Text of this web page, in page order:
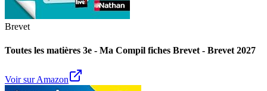
Brevet
Toutes les matières 3e - Ma Compil fiches Brevet - Brevet 2027
Voir sur Amazon